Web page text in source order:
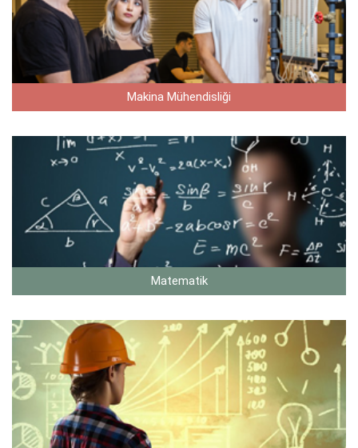
Makina Mühendisliği
Matematik